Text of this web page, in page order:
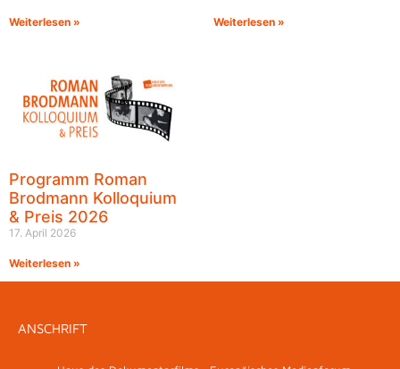
Weiterlesen » Weiterlesen »
Programm Roman
Brodmann Kolloquium
& Preis 2026
17. April 2026
Weiterlesen »
ANSCHRIFT